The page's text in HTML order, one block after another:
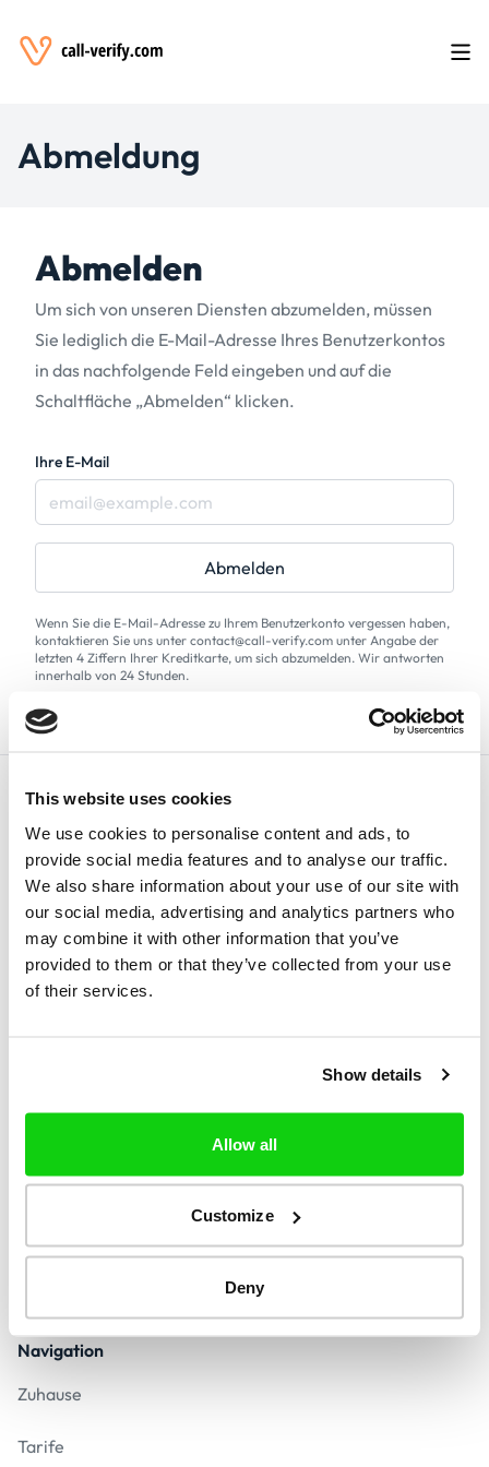
This website uses cookies
We use cookies to personalise content and ads, to
provide social media features and to analyse our traffic.
We also share information about your use of our site with
our social media, advertising and analytics partners who
may combine it with other information that you’ve
provided to them or that they’ve collected from your use
of their services.
Show details
Allow all
Customize
Deny
Abmeldung
Abmelden
Um sich von unseren Diensten abzumelden, müssen
Sie lediglich die E-Mail-Adresse Ihres Benutzerkontos
in das nachfolgende Feld eingeben und auf die
Schaltfläche „Abmelden“ klicken.
Ihre E-Mail
Abmelden
Wenn Sie die E-Mail-Adresse zu Ihrem Benutzerkonto vergessen haben,
kontaktieren Sie uns unter contact@call-verify.com unter Angabe der
letzten 4 Ziffern Ihrer Kreditkarte, um sich abzumelden. Wir antworten
innerhalb von 24 Stunden.
Deutsch
+1
Navigation
Zuhause
Tarife
Kontakt
contact@call-verify.com
Antwort in weniger als 24 Stunden